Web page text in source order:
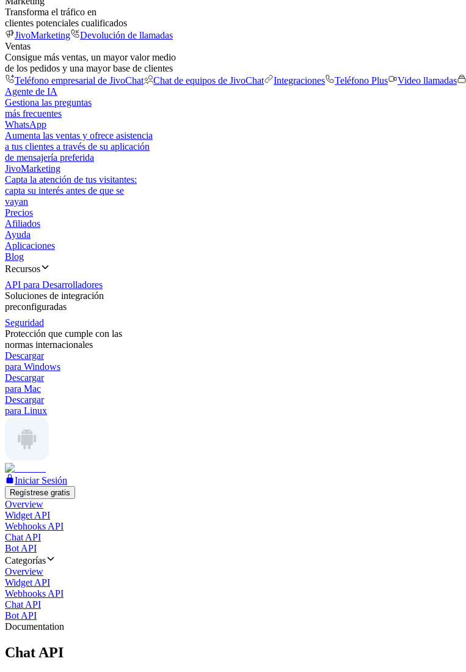
Transforma el tráfico en
clientes potenciales cualificados
JivoMarketing
Devolución de llamadas
Ventas
Consigue más ventas, un mayor valor medio
de los pedidos y una mayor base de clientes
Teléfono empresarial de JivoChat
Chat de equipos de JivoChat Integraciones Teléfono Plus Video llamadas
Agente de IA
Gestiona las preguntas
más frecuentes
WhatsApp
Aumenta las ventas y ofrece asistencia
a tus clientes a través de su aplicación
de mensajería preferida
JivoMarketing
Capta la atención de tus visitantes:
capta su interés antes de que se
vayan
Precios
Afiliados
Ayuda
Aplicaciones
Blog
Recursos
API para Desarrolladores
Soluciones de integración
preconfiguradas
Seguridad
Protección que cumple con las
normas internacionales
Descargar
para Windows
Descargar
para Mac
Descargar
para Linux
Iniciar Sesión
Regístrese gratis
Overview
Widget API
Webhooks API
Chat API
Bot API
Categorías
Overview
Widget API
Webhooks API
Chat API
Bot API
Documentation
Chat API